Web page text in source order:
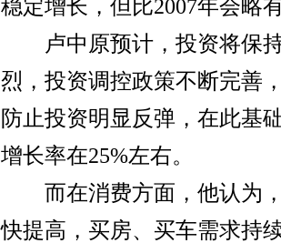
稳定增长，但比2007年会略
卢中原预计，投资将保持
烈，投资调控政策不断完善
防止投资明显反弹，在此基
增长率在25%左右。
而在消费方面，他认为，
快提高，买房、买车需求持